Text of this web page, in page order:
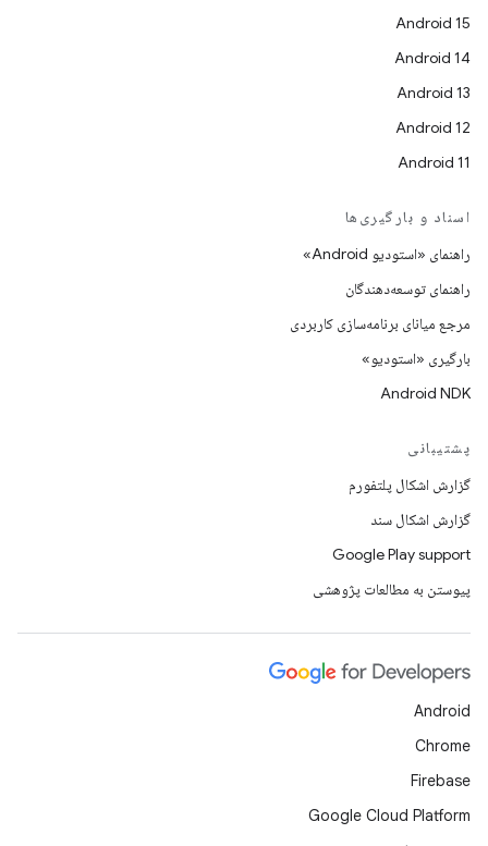
Android 15
Android 14
Android 13
Android 12
Android 11
اسناد و بارگیری‌ها
راهنمای «استودیو Android»
راهنمای توسعه‌دهندگان
مرجع میانای برنامه‌سازی کاربردی
بارگیری «استودیو»
Android NDK
پشتیبانی
گزارش اشکال پلتفورم
گزارش اشکال سند
Google Play support
پیوستن به مطالعات پژوهشی
Android
Chrome
Firebase
Google Cloud Platform